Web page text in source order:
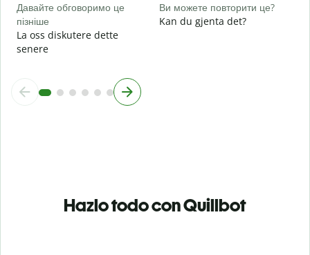
Давайте обговоримо це
пізніше
La oss diskutere dette
senere
Ви можете повторити це?
Kan du gjenta det?
Hazlo todo con Quillbot